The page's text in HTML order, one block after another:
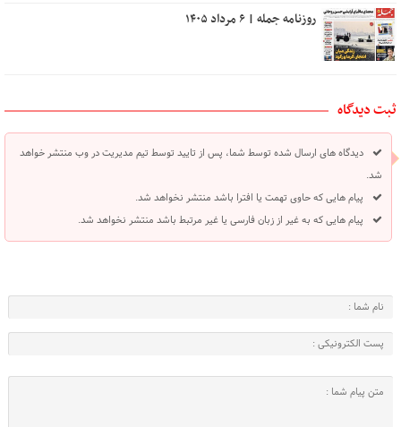
روزنامه جمله | ۶ مرداد ۱۴۰۵
ثبت دیدگاه
دیدگاه های ارسال شده توسط شما، پس از تایید توسط تیم مدیریت در وب منتشر خواهد
شد.
پیام هایی که حاوی تهمت یا افترا باشد منتشر نخواهد شد.
پیام هایی که به غیر از زبان فارسی یا غیر مرتبط باشد منتشر نخواهد شد.